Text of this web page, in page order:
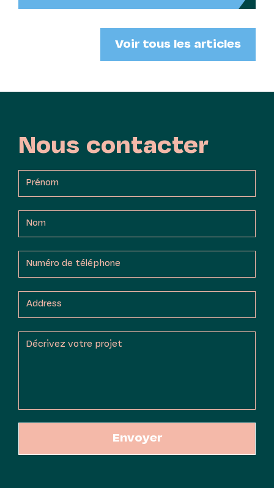
Voir tous les articles
Nous contacter
Envoyer